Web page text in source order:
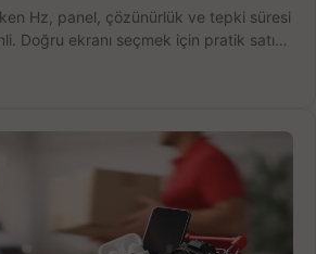
Hz, panel, çözünürlük ve tepki süresi
Doğru ekranı seçmek için pratik satın